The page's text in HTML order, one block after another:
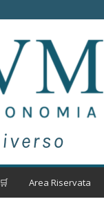
🛒 Area Riservata